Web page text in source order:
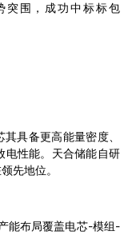
突围，成功中标标包
具备更高能量密度、
电性能。天合储能自研
先地位。
能布局覆盖电芯-模组-